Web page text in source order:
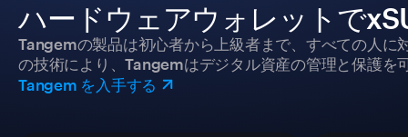
ハードウェアウォレットで
Tangemの製品は初心者から上級者まで、すべての人に
の技術により、Tangemはデジタル資産の管理と保護を
Tangem を入手する